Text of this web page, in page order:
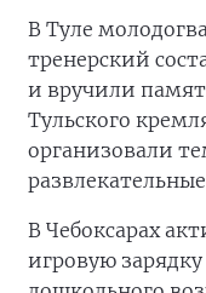
В Туле
тренерский
и вручили
Тульского
организовали
В Чебоксарах
игровую